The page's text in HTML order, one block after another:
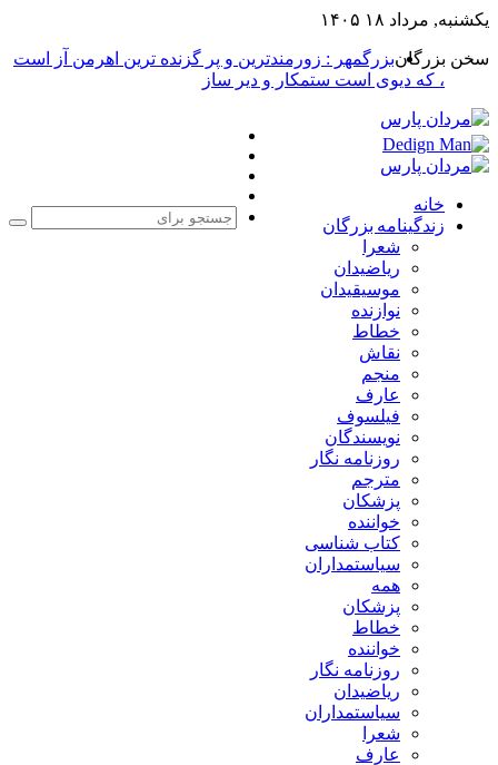
یکشنبه, مرداد ۱۸ ۱۴۰۵
سخن بزرگانبزرگمهر : زورمندترین و پر گزنده ترین اهرمن آز است
، که دیوی است ستمکار و دیر ساز
خانه
زندگینامه بزرگان
شعرا
ریاضیدان
موسیقیدان
نوازنده
خطاط
نقاش
منجم
عارف
فیلسوف
نویسندگان
روزنامه نگار
مترجم
پزشکان
خواننده
کتاب شناسی
سیاستمداران
همه
پزشکان
خطاط
خواننده
روزنامه نگار
ریاضیدان
سیاستمداران
شعرا
عارف